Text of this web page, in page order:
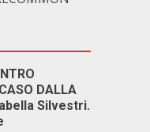
DALLA
Silvestri.